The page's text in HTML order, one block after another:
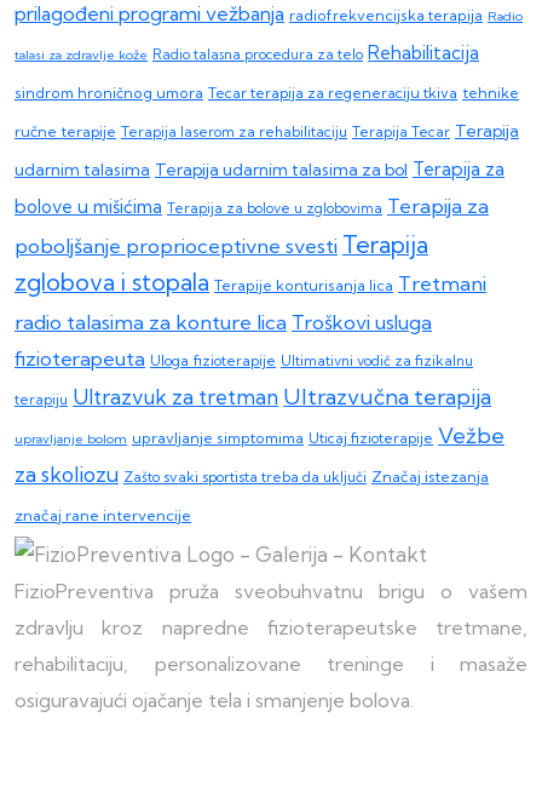
prilagođeni programi vežbanja radiofrekvencijska terapija Radio
talasi za zdravlje kože Radio talasna procedura za telo Rehabilitacija
sindrom hroničnog umora Tecar terapija za regeneraciju tkiva tehnike
ručne terapije Terapija laserom za rehabilitaciju Terapija Tecar Terapija
udarnim talasima Terapija udarnim talasima za bol Terapija za
bolove u mišićima Terapija za bolove u zglobovima Terapija za
poboljšanje proprioceptivne svesti Terapija
zglobova i stopala Terapije konturisanja lica Tretmani
radio talasima za konture lica Troškovi usluga
fizioterapeuta Uloga fizioterapije Ultimativni vodič za fizikalnu
terapiju Ultrazvuk za tretman Ultrazvučna terapija
upravljanje bolom upravljanje simptomima Uticaj fizioterapije Vežbe
za skoliozu Zašto svaki sportista treba da uključi Značaj istezanja
značaj rane intervencije
FizioPreventiva pruža sveobuhvatnu brigu o vašem
zdravlju kroz napredne fizioterapeutske tretmane,
rehabilitaciju, personalizovane treninge i masaže
osiguravajući ojačanje tela i smanjenje bolova.